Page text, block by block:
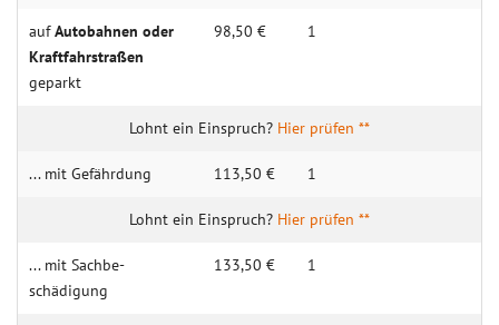
aufAuto­­­bahnen oder
Kraft­­fahr­­­straßen
geparkt
98,50 € 1
Hier prüfen **
... mit Gefähr­dung 113,50 € 1
Hier prüfen **
... mit Sachbe­
schädigung
133,50 € 1